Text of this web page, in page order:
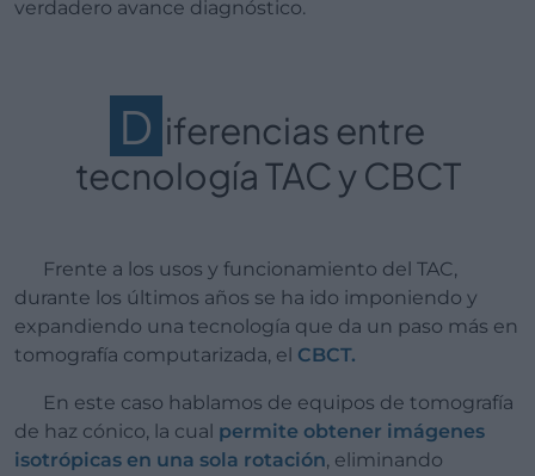
verdadero avance diagnóstico.
D iferencias entre
tecnología TAC y CBCT
Frente a los usos y funcionamiento del TAC,
durante los últimos años se ha ido imponiendo y
expandiendo una tecnología que da un paso más en
tomografía computarizada, el CBCT.
En este caso hablamos de equipos de tomografía
de haz cónico, la cual permite obtener imágenes
isotrópicas en una sola rotación, eliminando